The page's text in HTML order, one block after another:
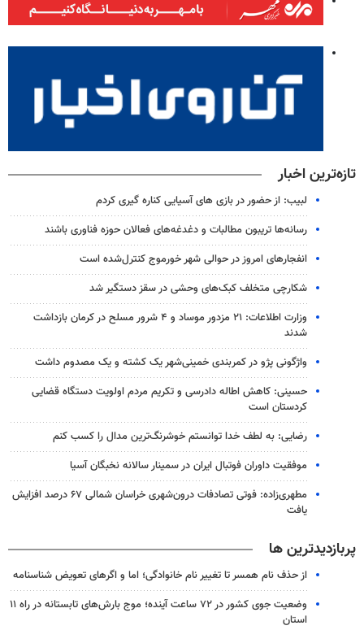
تازه‌ترین اخبار
لبیب: از حضور در بازی های آسیایی کناره گیری کردم
رسانه‌ها تریبون مطالبات و دغدغه‌های فعالان حوزه فناوری باشند
انفجارهای امروز در حوالی شهر خورموج کنترل‌شده است
شکارچی متخلف کبک‌های وحشی در سقز دستگیر شد
وزارت اطلاعات: ۲۱ مزدور موساد و ۴ شرور مسلح در کرمان بازداشت
شدند
واژگونی پژو در کمربندی خمینی‌شهر یک کشته و یک مصدوم داشت
حسینی: کاهش اطاله دادرسی و تکریم مردم اولویت دستگاه قضایی
کردستان است
رضایی: به لطف خدا توانستم خوشرنگ‌ترین مدال را کسب کنم
موفقیت داوران فوتبال ایران در سمینار سالانه نخبگان آسیا
مطهری‌زاده: فوتی تصادفات درون‌شهری خراسان شمالی ۶۷ درصد افزایش
یافت
پربازدیدترین ها
از حذف نام همسر تا تغییر نام خانوادگی؛ اما و اگرهای تعویض شناسنامه
وضعیت جوی کشور در ۷۲ ساعت آینده؛ موج بارش‌های تابستانه در راه ۱۱
استان